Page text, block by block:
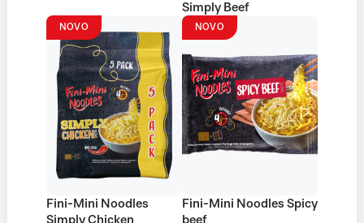
Simply Beef
NOVO
Fini-Mini Noodles
Simply Chicken
NOVO
Fini-Mini Noodles Spicy
beef